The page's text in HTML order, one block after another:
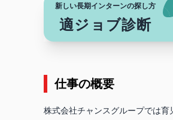
新しい長期インターンの探し方
適ジョブ診断
仕事の概要
株式会社チャンスグループでは育